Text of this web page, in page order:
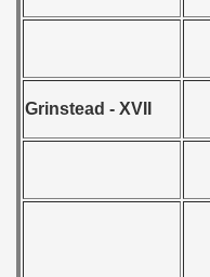
Grinstead - XVII
- 1967
- 1968